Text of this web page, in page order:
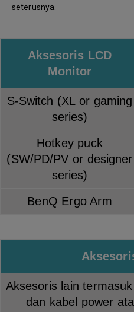
seterusnya.
Aksesoris LCD
Monitor
S-Switch (XL or gaming
series)
Hotkey puck
(SW/PD/PV or designer
series)
BenQ Ergo Arm
Aksesoris lain
dan kabel power